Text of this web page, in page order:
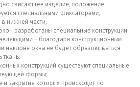
свисающее изделие, положение
специальными фиксаторами,
нижней части;
разработаны специальные конструкции
– благодаря конструкционным
наклоне окна не будет образовываться
ткань;
конструкций существуют специальные
формы;
и закрытие которых происходит по